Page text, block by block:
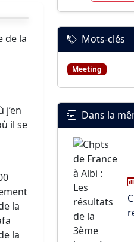
de la
il se
la
la
Mots-clés
Meeting
Dans la